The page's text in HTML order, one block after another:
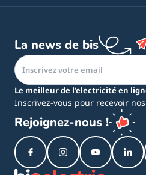
La news de bis
Le meilleur de l’electricité en
Inscrivez-vous pour recevoir
Rejoignez-nous !